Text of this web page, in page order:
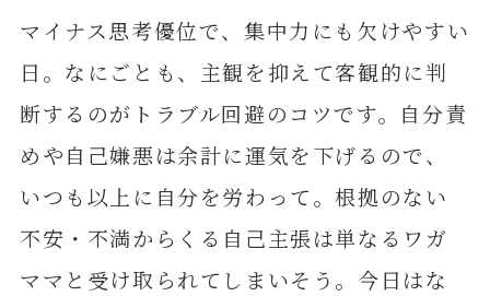
マイナス思考優位で、集中力にも欠けやすい
日。なにごとも、主観を抑えて客観的に判
断するのがトラブル回避のコツです。自分責
めや自己嫌悪は余計に運気を下げるので、
いつも以上に自分を労わって。根拠のない
不安・不満からくる自己主張は単なるワガ
ママと受け取られてしまいそう。今日はな